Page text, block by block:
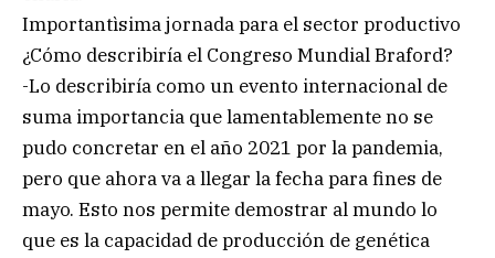
Importantìsima jornada para el sector productivo
¿Cómo describiría el Congreso Mundial Braford?
-Lo describiría como un evento internacional de
suma importancia que lamentablemente no se
pudo concretar en el año 2021 por la pandemia,
pero que ahora va a llegar la fecha para fines de
mayo. Esto nos permite demostrar al mundo lo
que es la capacidad de producción de genética